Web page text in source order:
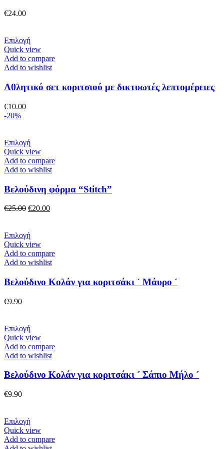
στη
σελίδα
του
προϊόντος
€24.00
ΕπιλογήΑυτό
το
προϊόν
έχει
παραλλαγές.
Οι
σελίδα
του
προϊόντος
Quick view
Add to compare
Add to wishlist
Αθλητικό σετ κοριτσιού με δικτυωτές λεπτομέρειες
€10.00
-20%
ΕπιλογήΑυτό
το
προϊόν
έχει
παραλλαγές.
Οι
επιλογές
μπορούν
στη
σελίδα
του
προϊόντος
Quick view
Add to compare
Add to wishlist
Βελούδινη φόρμα “Stitch”
€25.00 Original
€25.00.
€20.00Η
ΕπιλογήΑυτό
το
προϊόν
έχει
παραλλαγές.
Οι
στη
σελίδα
του
προϊόντος
Quick view
Add to compare
Add to wishlist
Βελούδινο Κολάν για κοριτσάκι ´ Μάυρο ´
€9.90
ΕπιλογήΑυτό
το
προϊόν
έχει
παραλλαγές.
στη
σελίδα
του
Quick view
Add to compare
Add to wishlist
Βελούδινο Κολάν για κοριτσάκι ´ Σάπιο Μήλο ´
€9.90
ΕπιλογήΑυτό
το
προϊόν
Quick view
Add to compare